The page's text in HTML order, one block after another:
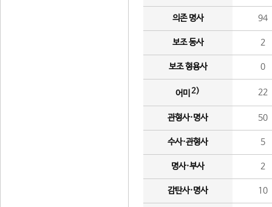
의존 명사 94
보조 동사 2
보조 형용사 0
어미 2) 22
관형사·명사 50
수사·관형사 5
명사·부사 2
감탄사·명사 10